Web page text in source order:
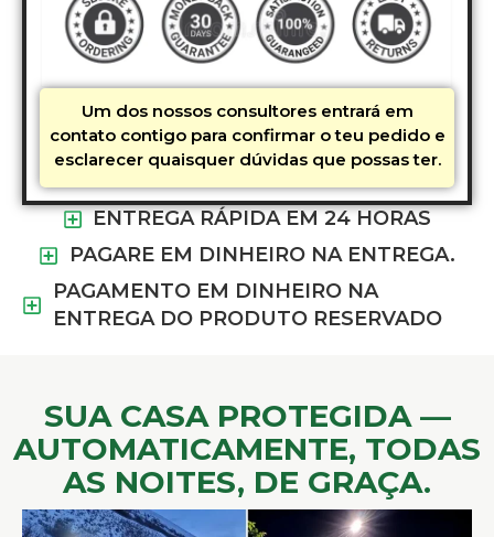
Um dos nossos consultores entrará em
contato contigo para confirmar o teu pedido e
esclarecer quaisquer dúvidas que possas ter.
ENTREGA RÁPIDA EM 24 HORAS
PAGARE EM DINHEIRO NA ENTREGA.
PAGAMENTO EM DINHEIRO NA
ENTREGA DO PRODUTO RESERVADO
​SUA CASA PROTEGIDA —
AUTOMATICAMENTE, TODAS
AS NOITES, DE GRAÇA.